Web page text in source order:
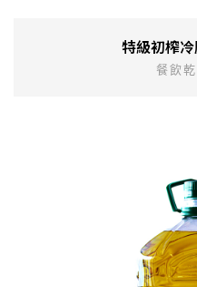
特級初榨
餐飲